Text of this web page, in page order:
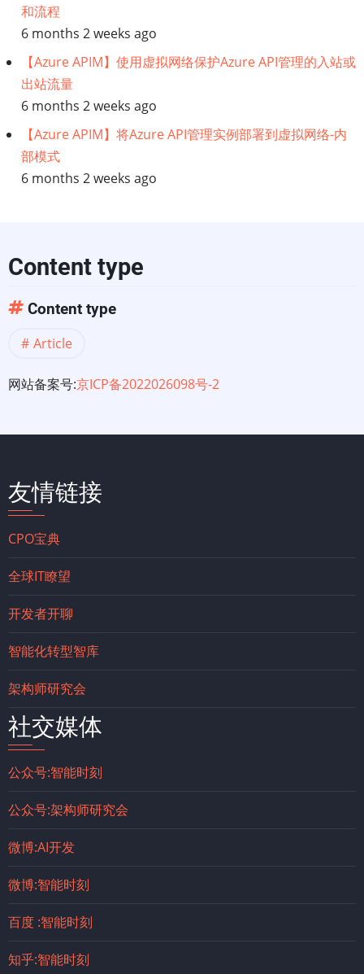
和流程
6 months 2 weeks ago
【Azure APIM】使用虚拟网络保护Azure API管理的入站或
出站流量
6 months 2 weeks ago
【Azure APIM】将Azure API管理实例部署到虚拟网络-内
部模式
6 months 2 weeks ago
Content type
Content type
Article
网站备案号:京ICP备2022026098号-2
友情链接
CPO宝典
全球IT瞭望
开发者开聊
智能化转型智库
架构师研究会
社交媒体
公众号:智能时刻
公众号:架构师研究会
微博:AI开发
微博:智能时刻
百度 :智能时刻
知乎:智能时刻